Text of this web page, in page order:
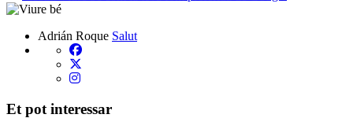
Adrián Roque Salut
Et pot interessar